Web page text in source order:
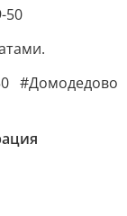
50
#Домодедово